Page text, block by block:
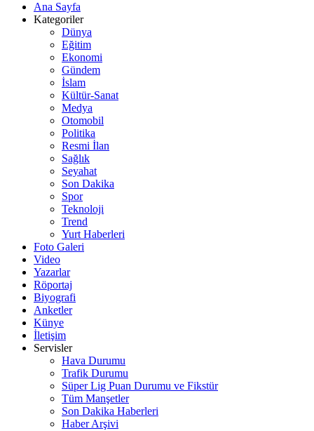
Ana Sayfa
Kategoriler
Dünya
Eğitim
Ekonomi
Gündem
İslam
Kültür-Sanat
Medya
Otomobil
Politika
Resmi İlan
Sağlık
Seyahat
Son Dakika
Spor
Teknoloji
Trend
Yurt Haberleri
Foto Galeri
Video
Yazarlar
Röportaj
Biyografi
Anketler
Künye
İletişim
Servisler
Hava Durumu
Trafik Durumu
Süper Lig Puan Durumu ve Fikstür
Tüm Manşetler
Son Dakika Haberleri
Haber Arşivi